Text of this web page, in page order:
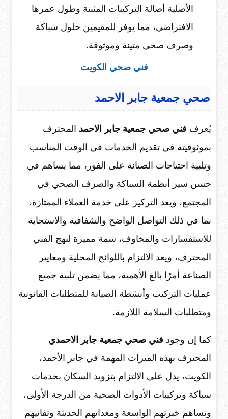
الأصلية أصالة التركيبات المثبتة وطول عمرها
الافتراضي، مما يوفر للمقيمين حلول سباكة
وصرف صحي متينة وموثوقة.
فني صحي الكويت
صحي جمعية جابر الاحمد
يُعرف فني صحي جمعية جابر الاحمد المحترف
بموثوقيته في تقديم الخدمات في الوقت المناسب
وتلبية احتياجات الصيانة على الفور، مما يساهم في
حسن سير أنظمة السباكة والصرف الصحي في
المجتمع، ويعد التركيز على خدمة العملاء الممتازة،
بما في ذلك التواصل الواضح والشفافية والاستجابة
للاستفسارات والمخاوف، سمة مميزة لنهج الفني
المحترف، ويعد الالتزام باللوائح المحلية ومعايير
الصناعة أمرًا بالغ الأهمية، مما يضمن تلبية جميع
عمليات التركيب وأنشطة الصيانة للمتطلبات القانونية
ومتطلبات السلامة اللازمة.
كما إن وجود فني صحي جمعية جابر الاحمدي
المحترف بهذه الميزات المهمة في جابر الأحمد،
الكويت، يدل على الالتزام بتزويد السكان بخدمات
سباكة وتركيبات الأدوات الصحية من الدرجة الأولى،
وتساهم خبرتهم الواسعة ومعداتهم الحديثة وتفانيهم